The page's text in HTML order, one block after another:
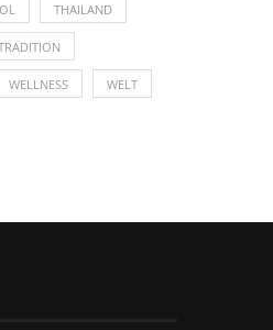
THAILAND
WELLNESS WELT